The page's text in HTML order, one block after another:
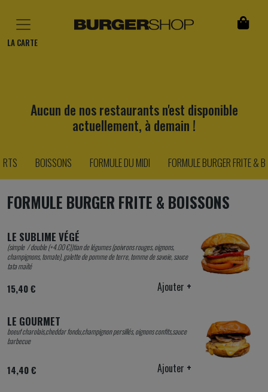
LA CARTE
Aucun de nos restaurants n'est disponible
actuellement, à demain !
BOISSONS FORMULE DU MIDI FORMULE BURGER FRITE &
FORMULE BURGER FRITE & BOISSONS
LE SUBLIME VÉGÉ
(simple / double (+4.00 €))tian de légumes (poivrons rouges, oignons,
champignons, tomate), galette de pomme de terre, tomme de savoie, sauce
tata maïté
15,40 € Ajouter +
LE GOURMET
boeuf charolais,cheddar fondu,champignon persillés, oignons confits,sauce
barbecue
14,40 € Ajouter +